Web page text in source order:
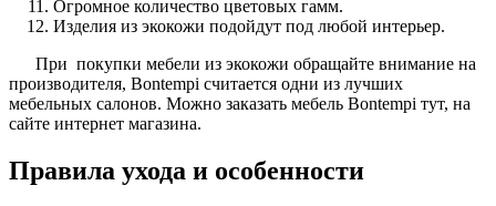
Огромное количество цветовых гамм.
Изделия из экокожи подойдут под любой интерьер.
При покупки мебели из экокожи обращайте внимание на
производителя, Bontempi считается одни из лучших
мебельных салонов. Можно заказать мебель Bontempi тут, на
сайте интернет магазина.
Правила ухода и особенности